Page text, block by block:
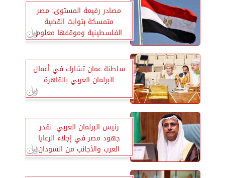
مصادر رفيعة المستوى: مصر
متمسكة بثوابت القضية
الفلسطينية وموقفها معلوم
للجميع
سلطنة عمان تشارك في أعمال
البرلمان العربي بالقاهرة
رئيس البرلمان العربي: نقدر
جهود مصر في إجلاء الرعايا
العرب والأجانب من السودان